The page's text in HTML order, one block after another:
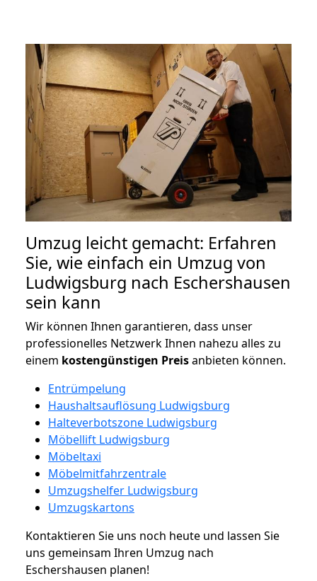
Umzug leicht gemacht: Erfahren
Sie, wie einfach ein Umzug von
Ludwigsburg nach Eschershausen
sein kann
Wir können Ihnen garantieren, dass unser
professionelles Netzwerk Ihnen nahezu alles zu
einem kostengünstigen Preisanbieten können.
Entrümpelung
Haushaltsauflösung Ludwigsburg
Halteverbotszone Ludwigsburg
Möbellift Ludwigsburg
Möbeltaxi
Möbelmitfahrzentrale
Umzugshelfer Ludwigsburg
Umzugskartons
Kontaktieren Sie uns noch heute und lassen Sie
uns gemeinsam Ihren Umzug nach
Eschershausen planen!